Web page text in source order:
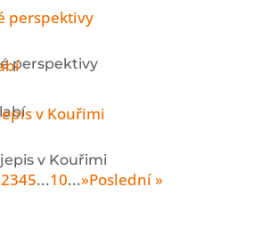
perspektivy
v Kouřimi
2345...10...»Poslední »